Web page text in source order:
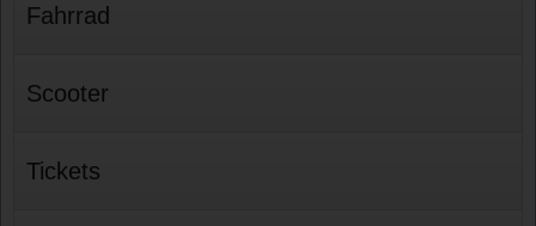
Fahrrad
Scooter
Tickets